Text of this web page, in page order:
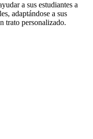
a sus estudiantes a
adaptándose a sus
trato personalizado.